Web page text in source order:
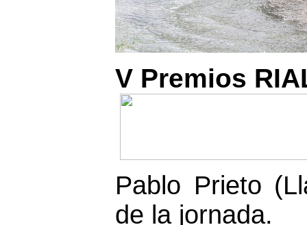
V Premios
Pablo Prieto
de la jornada.